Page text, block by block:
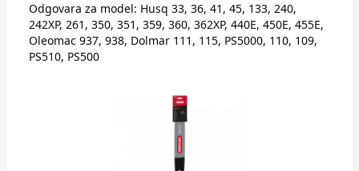
Odgovara za model: Husq 33, 36, 41, 45, 133, 240,
242XP, 261, 350, 351, 359, 360, 362XP, 440E, 450E, 455E,
Oleomac 937, 938, Dolmar 111, 115, PS5000, 110, 109,
PS510, PS500